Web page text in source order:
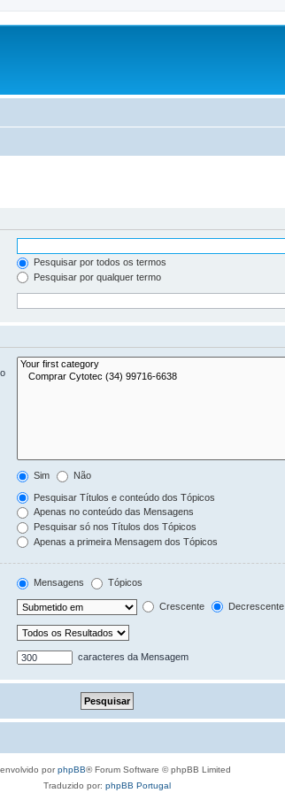
Pesquisar por todos os termos
Pesquisar por qualquer termo
Sim Não
Pesquisar Títulos e conteúdo dos Tópicos
Apenas no conteúdo das Mensagens
Pesquisar só nos Títulos dos Tópicos
Apenas a primeira Mensagem dos Tópicos
Mensagens Tópicos
Crescente Decrescente
caracteres da Mensagem
porphpBB® Forum Software © phpBB Limited
Traduzido por: phpBB Portugal